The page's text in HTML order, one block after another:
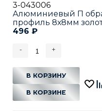
3-043006
Алюминиевый П
профиль 8х8мм
496 ₽
- +
В КОРЗИНУ
В КОРЗИНЕ